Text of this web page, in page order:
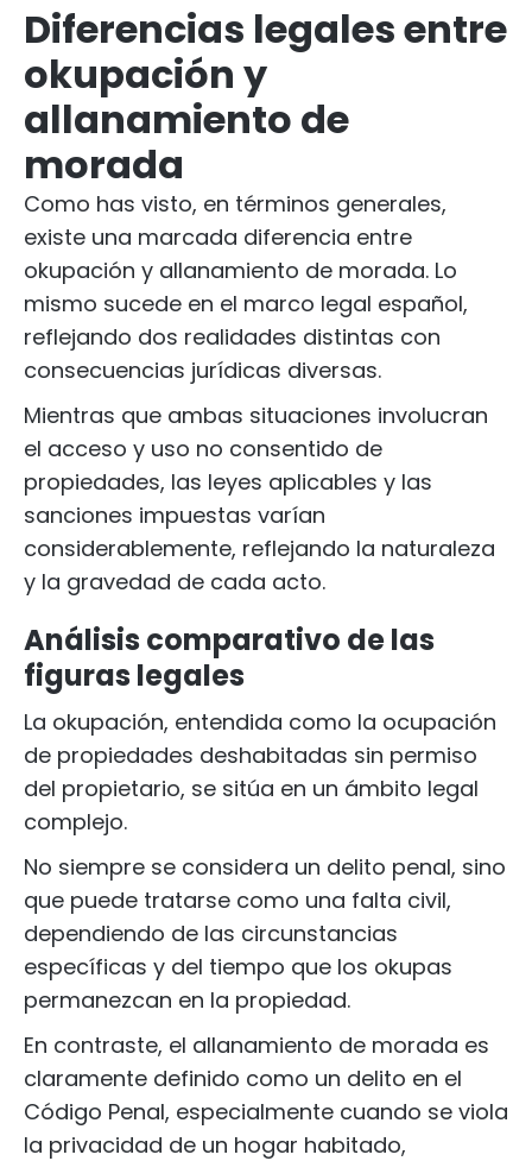
Diferencias legales entre
okupación y
allanamiento de
morada
Como has visto, en términos generales,
existe una marcada diferencia entre
okupación y allanamiento de morada. Lo
mismo sucede en el marco legal español,
reflejando dos realidades distintas con
consecuencias jurídicas diversas.
Mientras que ambas situaciones involucran
el acceso y uso no consentido de
propiedades, las leyes aplicables y las
sanciones impuestas varían
considerablemente, reflejando la naturaleza
y la gravedad de cada acto.
Análisis comparativo de las
figuras legales
La okupación, entendida como la ocupación
de propiedades deshabitadas sin permiso
del propietario, se sitúa en un ámbito legal
complejo.
No siempre se considera un delito penal, sino
que puede tratarse como una falta civil,
dependiendo de las circunstancias
específicas y del tiempo que los okupas
permanezcan en la propiedad.
En contraste, el allanamiento de morada es
claramente definido como un delito en el
Código Penal, especialmente cuando se viola
la privacidad de un hogar habitado,